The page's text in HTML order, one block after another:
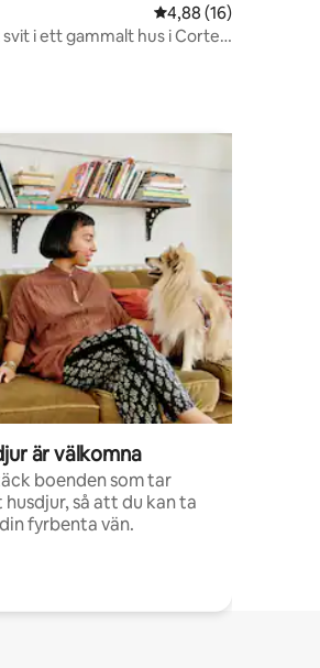
4,88 av 5 i
4,88 (16)
svit i ett gammalt hus i Corte
är välkomna
boenden som tar
så att du kan ta
fyrbenta vän.